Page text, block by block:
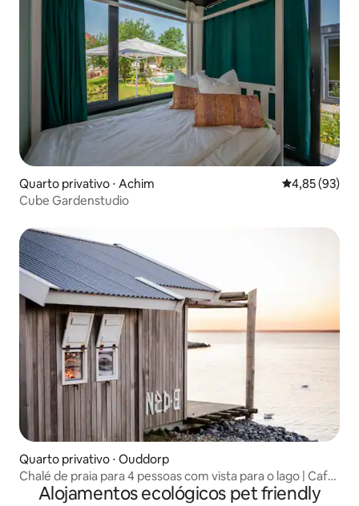
Quarto privativo ⋅ Achim 4,85 de uma
4,85 (93)
Cube Gardenstudio
Quarto privativo ⋅ Ouddorp
Chalé de praia para 4 pessoas com vista para o lago | Café
da manhã incluso
Alojamentos ecológicos pet friendly